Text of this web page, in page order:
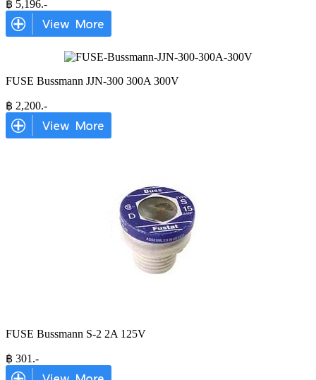
฿ 5,196.-
FUSE Bussmann JJN-300 300A 300V
฿ 2,200.-
FUSE Bussmann S-2 2A 125V
฿ 301 .-